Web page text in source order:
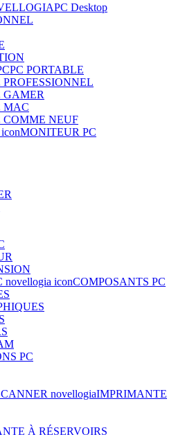
PC Desktop
PC PORTABLE
GAMER
MAC
COMME NEUF
MONITEUR PC
COMPOSANTS PC
PC
IMPRIMANTE
À RÉSERVOIRS